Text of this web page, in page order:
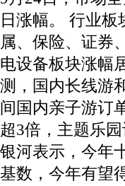
日涨幅。 行业
属、保险、证券
电设备板块涨幅
测，国内长线游
间国内亲子游订
超3倍，主题乐
银河表示，今年
基数，今年有望